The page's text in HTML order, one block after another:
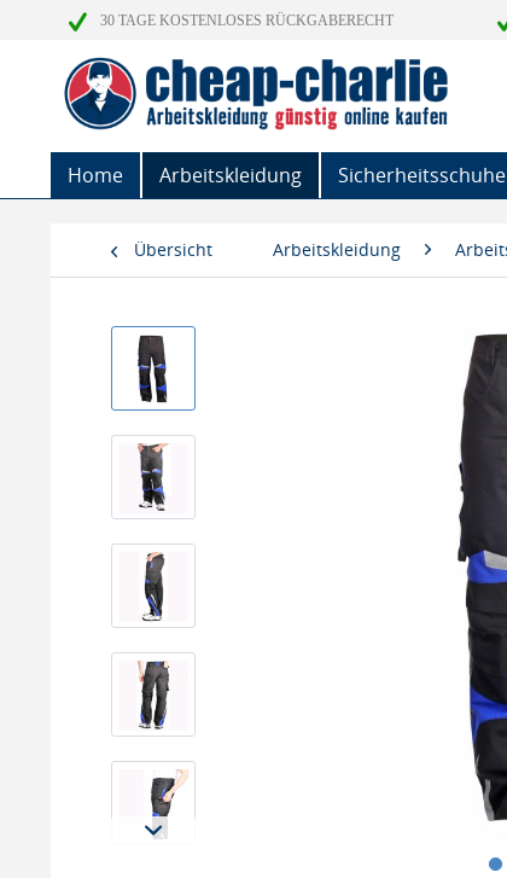
30 TAGE KOSTENLOSES RÜCKGABERECHT
Home Arbeitskleidung Sicherheitsschuhe
Übersicht Arbeitskleidung